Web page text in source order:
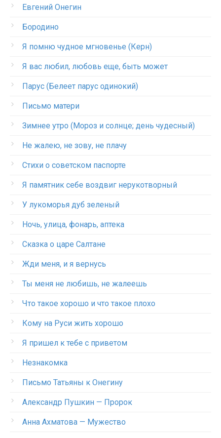
Евгений Онегин
Бородино
Я помню чудное мгновенье (Керн)
Я вас любил, любовь еще, быть может
Парус (Белеет парус одинокий)
Письмо матери
Зимнее утро (Мороз и солнце; день чудесный)
Не жалею, не зову, не плачу
Стихи о советском паспорте
Я памятник себе воздвиг нерукотворный
У лукоморья дуб зеленый
Ночь, улица, фонарь, аптека
Сказка о царе Салтане
Жди меня, и я вернусь
Ты меня не любишь, не жалеешь
Что такое хорошо и что такое плохо
Кому на Руси жить хорошо
Я пришел к тебе с приветом
Незнакомка
Письмо Татьяны к Онегину
Александр Пушкин — Пророк
Анна Ахматова — Мужество